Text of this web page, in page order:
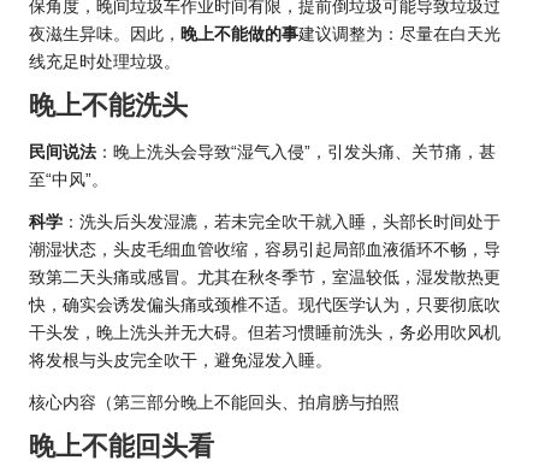
保角度，晚间垃圾车作业时间有限，提前倒垃圾可能导致垃圾过
夜滋生异味。因此， 晚上不能做的事建议调整为：尽量在白天光
线充足时处理垃圾。
晚上不能洗头
民间说法 ：晚上洗头会导致“湿气入侵”，引发头痛、关节痛，甚
至“中风”。
科学 ：洗头后头发湿漉，若未完全吹干就入睡，头部长时间处于
潮湿状态，头皮毛细血管收缩，容易引起局部血液循环不畅，导
致第二天头痛或感冒。尤其在秋冬季节，室温较低，湿发散热更
快，确实会诱发偏头痛或颈椎不适。现代医学认为，只要彻底吹
干头发，晚上洗头并无大碍。但若习惯睡前洗头，务必用吹风机
将发根与头皮完全吹干，避免湿发入睡。
核心内容（第三部分晚上不能回头、拍肩膀与拍照
晚上不能回头看